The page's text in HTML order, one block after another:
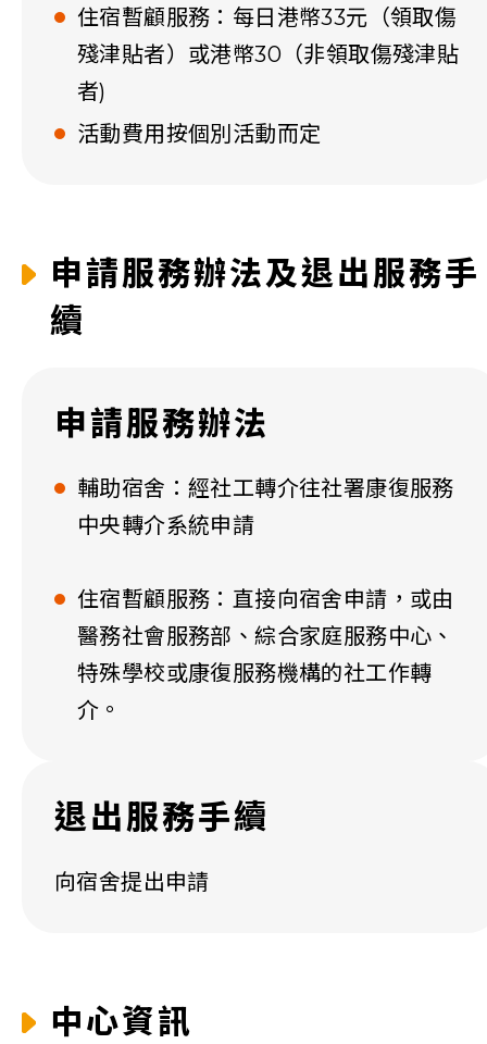
住宿暫顧服務：每日港幣33元（領取傷
殘津貼者）或港幣30（非領取傷殘津貼
者)
活動費用按個別活動而定
申請服務辦法及退出服務手
續
申請服務辦法
輔助宿舍：經社工轉介往社署康復服務
中央轉介系統申請
住宿暫顧服務：直接向宿舍申請，或由
醫務社會服務部、綜合家庭服務中心、
特殊學校或康復服務機構的社工作轉
介。
退出服務手續
向宿舍提出申請
中心資訊